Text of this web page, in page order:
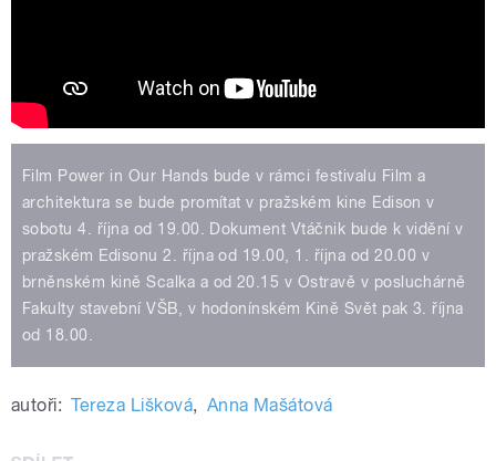
Film Power in Our Hands bude v rámci festivalu Film a
architektura se bude promítat v pražském kine Edison v
sobotu 4. října od 19.00. Dokument Vtáčnik bude k vidění v
pražském Edisonu 2. října od 19.00, 1. října od 20.00 v
brněnském kině Scalka a od 20.15 v Ostravě v posluchárně
Fakulty stavební VŠB, v hodonínském Kině Svět pak 3. října
od 18.00.
autoři: Tereza Lišková, Anna Mašátová